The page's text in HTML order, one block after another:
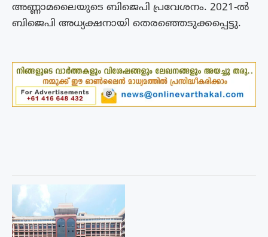
അണ്ണാമലൈയുടെ ബിജെപി പ്രവേശനം. 2021-ല്‍
ബിജെപി അധ്യക്ഷനായി തെരഞ്ഞെടുക്കപ്പെട്ടു.